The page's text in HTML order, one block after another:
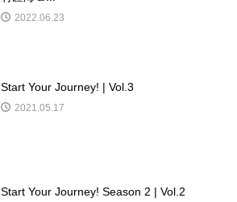
2022.06.23
Start Your Journey! | Vol.3
2021.05.17
Start Your Journey! Season 2 | Vol.2